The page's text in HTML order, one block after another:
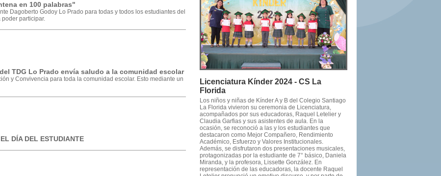
en 100 palabras"
Dagoberto Godoy Lo Prado para todas y todos los estudiantes del
poder participar.
TDG Lo Prado envía saludo a la comunidad escolar
y Convivencia para toda la comunidad escolar. Esto mediante un
DÍA DEL ESTUDIANTE
Licenciatura Kínder 2024 - CS La
Florida
Los niños y niñas de Kínder A y B del Colegio Santiago
La Florida vivieron su ceremonia de Licenciatura,
acompañados por sus educadoras, Raquel Letelier y
Claudia Garfias y sus asistentes de aula. En la
ocasión, se reconoció a las y los estudiantes que
destacaron como Mejor Compañero, Rendimiento
Académico, Esfuerzo y Valores Institucionales.
Además, se disfrutaron dos presentaciones musicales,
protagonizadas por la estudiante de 7° básico, Daniela
Miranda, y la profesora, Lissette González. En
representación de las educadoras, la docente Raquel